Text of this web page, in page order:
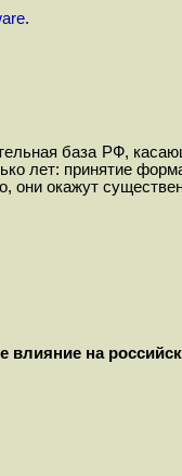
.
база РФ,
лет: принятие
они окажут
влияние на